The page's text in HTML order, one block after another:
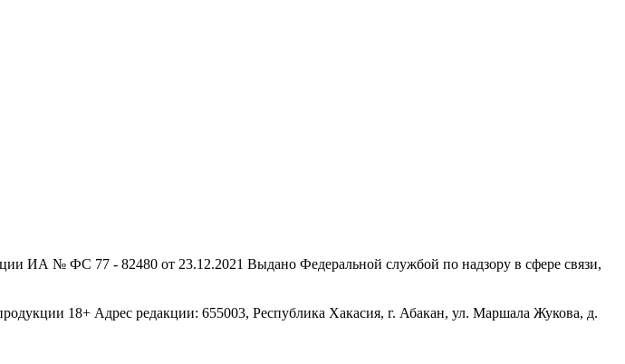
ИА № ФС 77 - 82480 от 23.12.2021 Выдано Федеральной службой по надзору в сфере связи,
18+ Адрес редакции: 655003, Республика Хакасия, г. Абакан, ул. Маршала Жукова, д.